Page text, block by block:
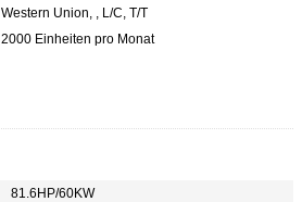
Western Union, , L/C, T/T
2000 Einheiten pro Monat
81.6HP/60KW